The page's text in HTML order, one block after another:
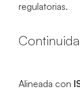
regulatorias.
Alineada con